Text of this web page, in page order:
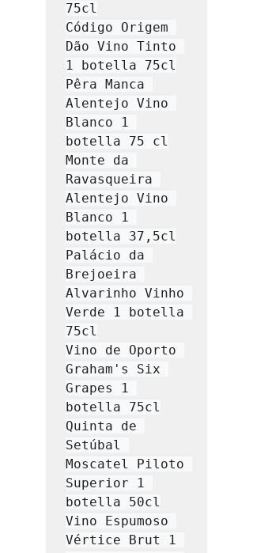
75cl
Código Origem
Dão Vino Tinto
1 botella 75cl
Pêra Manca
Alentejo Vino
Blanco 1
botella 75 cl
Monte da
Ravasqueira
Alentejo Vino
Blanco 1
botella 37,5cl
Palácio da
Brejoeira
Alvarinho Vinho
Verde 1 botella
75cl
Vino de Oporto
Graham's Six
Grapes 1
botella 75cl
Quinta de
Setúbal
Moscatel Piloto
Superior 1
botella 50cl
Vino Espumoso
Vértice Brut 1